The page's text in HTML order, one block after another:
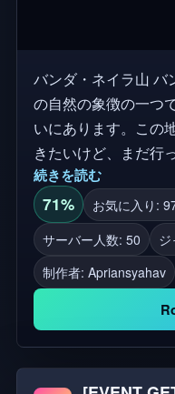
バンダ・ネイラ山 バ
の自然の象徴の一つ
いにあります。この
きたいけど、まだ行
れたもので、バンダ
とができる！ 新しい登山者の皆さん、冒険を楽しん
でください！🌄。 仲
制覇するスリルを感
イキングコースを探
ょう！ 主な機能 ❤️ 友達と一緒に 🌲 見事な自然景観
- 木々、川、バンダ・
数のトレイルオプシ
ト - 友人をハイキン
続きを読む
71% お気に入り:
サーバー人数: 50
制作者: Apriansyahav